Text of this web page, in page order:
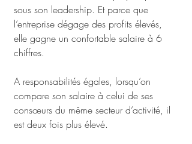
sous son leadership. Et parce que
l’entreprise dégage des profits élevés,
elle gagne un confortable salaire à 6
chiffres.
A responsabilités égales, lorsqu’on
compare son salaire à celui de ses
consœurs du même secteur d’activité, il
est deux fois plus élevé.